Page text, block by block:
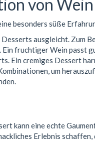
von
besonders süße
Desserts ausgleicht. Zum
Ein fruchtiger Wein passt
Ein cremiges Dessert
um
kann eine echte
Erlebnis